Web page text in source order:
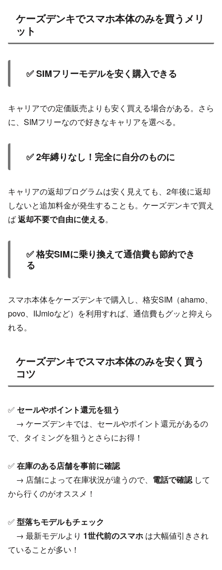
ケーズデンキでスマホ本体のみを買うメリ
ット
✅ SIMフリーモデルを安く購入できる
キャリアでの定価販売よりも安く買える場合がある。さら
に、SIMフリーなので好きなキャリアを選べる。
✅ 2年縛りなし！完全に自分のものに
キャリアの返却プログラムは安く見えても、2年後に返却
しないと追加料金が発生することも。ケーズデンキで買え
ば返却不要で自由に使える。
✅ 格安SIMに乗り換えて通信費も節約でき
る
スマホ本体をケーズデンキで購入し、格安SIM（ahamo、
povo、IIJmioなど）を利用すれば、通信費もグッと抑えら
れる。
ケーズデンキでスマホ本体のみを安く買う
コツ
✅ セールやポイント還元を狙う
→ ケーズデンキでは、セールやポイント還元があるの
で、タイミングを狙うとさらにお得！
✅ 在庫のある店舗を事前に確認
→ 店舗によって在庫状況が違うので、 電話で確認して
から行くのがオススメ！
✅ 型落ちモデルもチェック
→ 最新モデルより 1世代前のスマホ は大幅値引きされ
ていることが多い！